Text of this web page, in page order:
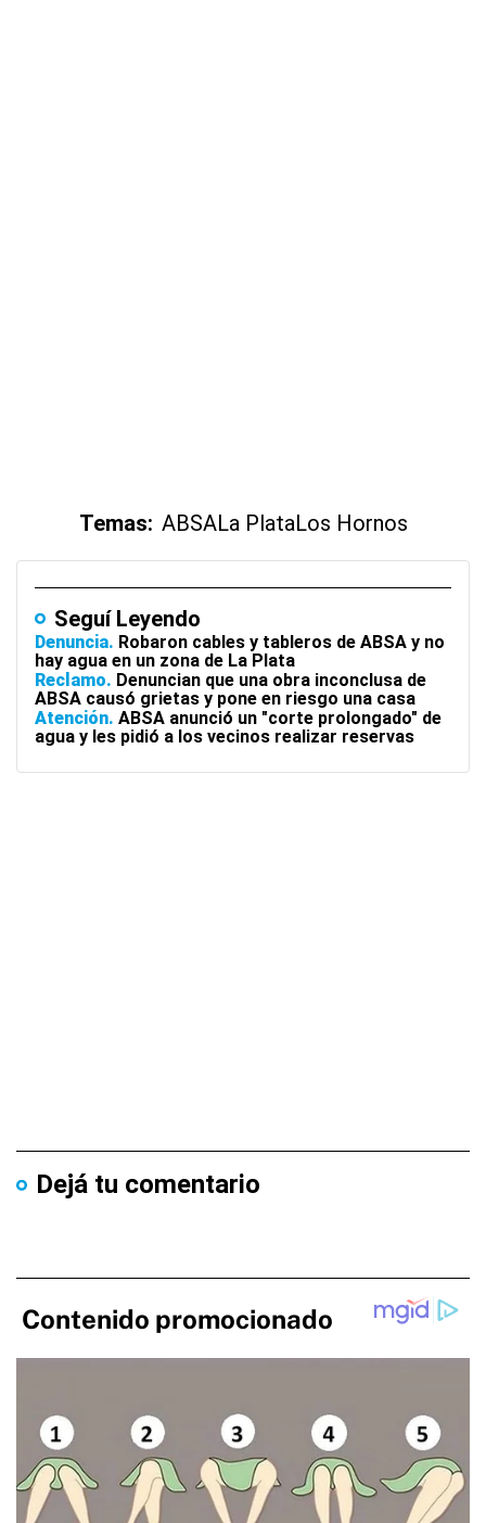
Temas: ABSALa PlataLos Hornos
Seguí Leyendo
Denuncia Robaron cables y tableros de ABSA y no
hay agua en un zona de La Plata
Reclamo Denuncian que una obra inconclusa de
ABSA causó grietas y pone en riesgo una casa
Atención ABSA anunció un "corte prolongado" de
agua y les pidió a los vecinos realizar reservas
Dejá tu comentario